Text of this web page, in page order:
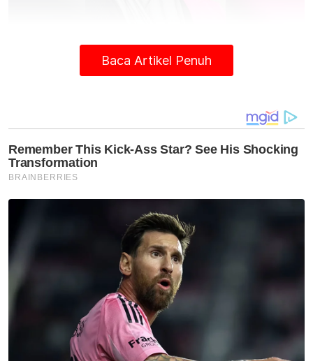
Fauziah
"Sebelum disahkan mengandung, dia selalu
nyatakan keinginannya pada kami adik-
beradik yang dia nak sangat ada zuriat
sendiri, tapi sedar mungkin susah kerana
usianya," katanya ketika ditemui di rumahnya
di Sendayan pada Jumaat.
Bagaimanapun katanya, berkat doa, Jahidah
disahkan hamil selepas beberapa bulan
berkahwin dan dia sangat teruja ketika itu.
"Kerana terlalu teruja, awal kehamilan itu pun
Baca Artikel Penuh